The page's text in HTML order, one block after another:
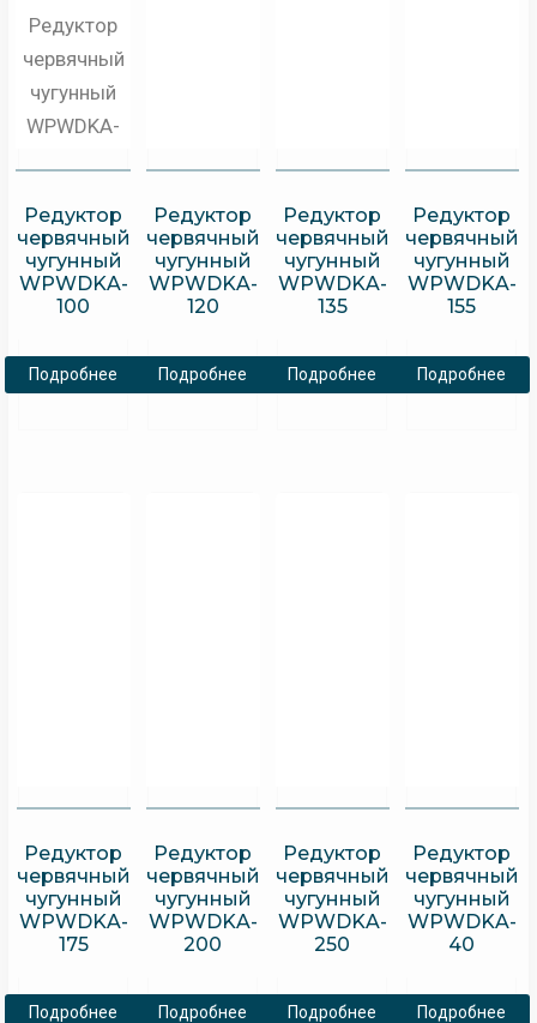
Редуктор
червячный
чугунный
WPWDKA-
100
Подробнее
Редуктор
червячный
чугунный
WPWDKA-
120
Подробнее
Редуктор
червячный
чугунный
WPWDKA-
135
Подробнее
Редуктор
червячный
чугунный
WPWDKA-
155
Подробнее
Редуктор
червячный
чугунный
WPWDKA-
175
Подробнее
Редуктор
червячный
чугунный
WPWDKA-
200
Подробнее
Редуктор
червячный
чугунный
WPWDKA-
250
Подробнее
Редуктор
червячный
чугунный
WPWDKA-
40
Подробнее